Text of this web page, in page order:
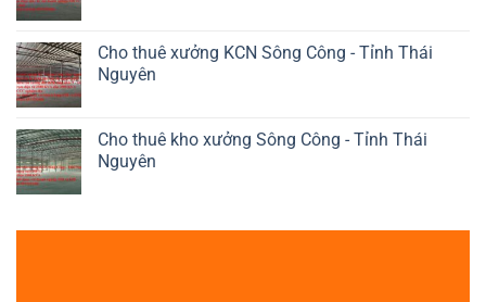
Cho thuê xưởng KCN Sông Công - Tỉnh Thái
Nguyên
Cho thuê kho xưởng Sông Công - Tỉnh Thái
Nguyên